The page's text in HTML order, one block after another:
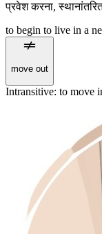
प्रवेश करना,
to begin to live in a
move out
Intransitive: to move